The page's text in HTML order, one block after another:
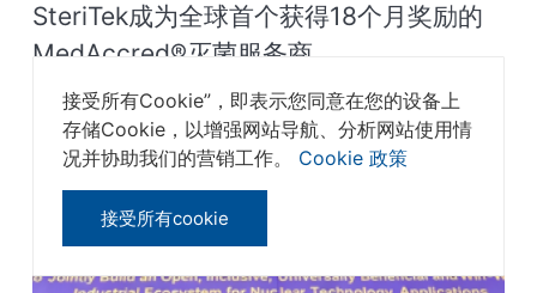
SteriTek成为全球首个获得18个月奖励的
MedAccred®灭菌服务商‌
接受所有Cookie”，即表示您同意在您的设备上
存储Cookie，以增强网站导航、分析网站使用情
况并协助我们的营销工作。 Cookie 政策
接受所有cookie